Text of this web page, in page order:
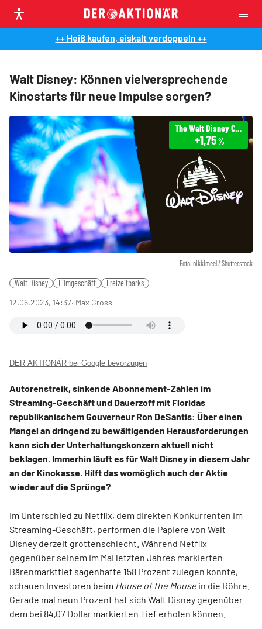
++ Heiß kaufen, eiskalt verdoppeln ++
Walt Disney: Können vielversprechende
Kinostarts für neue Impulse sorgen?
Foto: nikkimeel / Shutterstock
The Walt Disney Company
+1,75%
Walt Disney Filmgeschäft
Freizeitparks
12.06.2023, 14:37‧ Max Gross
DER AKTIONÄR bei Google bevorzugen
Autorenstreik, sinkende Abonnement-Zahlen im
Streaming-Geschäft und Dauerzoff mit Floridas
republikanischem Gouverneur Ron DeSantis: Über einen
Mangel an dringend zu bewältigenden Herausforderungen
kann sich der Unterhaltungskonzern aktuell nicht
beklagen. Immerhin läuft es für Walt Disney in diesem Jahr
an der Kinokasse. Hilft das womöglich auch der Aktie
wieder auf die Sprünge?
Im Unterschied zu Netflix, dem direkten Konkurrenten im
Streaming-Geschäft, performen die Papiere von Walt
Disney derzeit grottenschlecht. Während Netflix
gegenüber seinem im Mai letzten Jahres markierten
Bärenmarkttief sagenhafte 158 Prozent zulegen konnte,
schauen Investoren beim House of the Mouse in die Röhre.
Gerade mal neun Prozent hat sich Walt Disney gegenüber
dem bei 84,07 Dollar markierten Tief erholen können.